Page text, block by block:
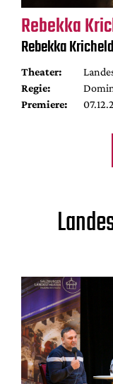
Rebekka
Rebekka
Theater:
Regie:
Premiere: